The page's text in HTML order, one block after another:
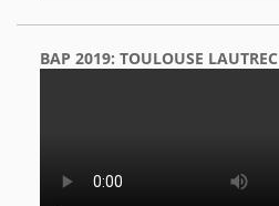
BAP 2019: TOULOUSE LAUTREC